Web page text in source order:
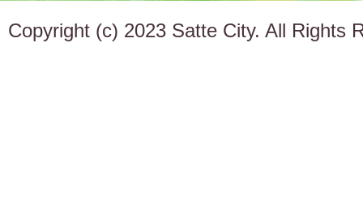
Copyright (c) 2023 Satte City. All Rights